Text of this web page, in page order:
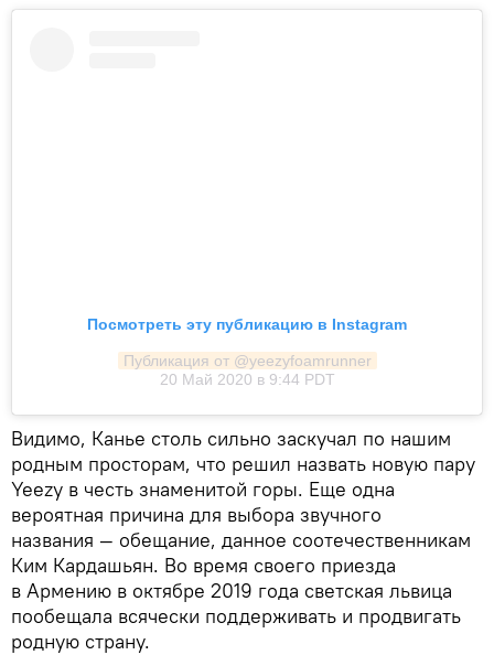
Посмотреть эту публикацию в Instagram
Публикация от @yeezyfoamrunner
20 Май 2020 в 9:44 PDT
Видимо, Канье столь сильно заскучал по нашим
родным просторам, что решил назвать новую пару
Yeezy в честь знаменитой горы. Еще одна
вероятная причина для выбора звучного
названия — обещание, данное соотечественникам
Ким Кардашьян. Во время своего приезда
в Армению в октябре 2019 года светская львица
пообещала всячески поддерживать и продвигать
родную страну.